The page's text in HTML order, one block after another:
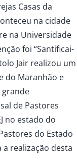
Casas da
na cidade
na Universidade
foi “Santificai-
Jair realizou um
do Maranhão e
de Pastores
no estado do
do Estado
realização desta